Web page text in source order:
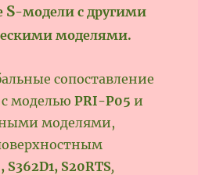
S-модели с другими
моделями.
сопоставление
с модельюPRI-P05 и
моделями,
S362D1, S20RTS,